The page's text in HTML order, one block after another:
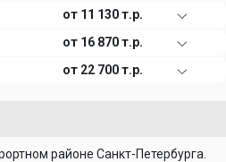
от 11 130 т.р.
от 16 870 т.р.
от 22 700 т.р.
районе Санкт-Петербурга.